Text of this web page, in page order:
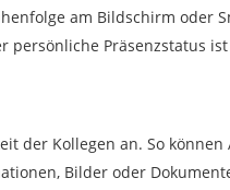
am Bildschirm oder
Präsenzstatus
der Kollegen an. So
Bilder oder